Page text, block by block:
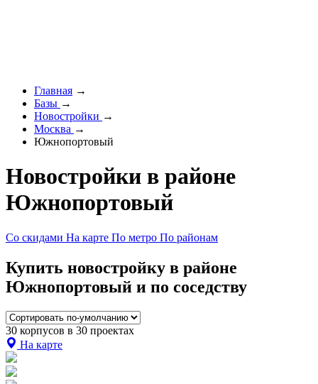
Главная →
Базы →
Новостройки →
Москва →
Южнопортовый
Новостройки в районе
Южнопортовый
Со скидами На карте По метро По районам
Купить новостройку в районе
Южнопортовый и по соседству
30 корпусов в 30 проектах
На карте